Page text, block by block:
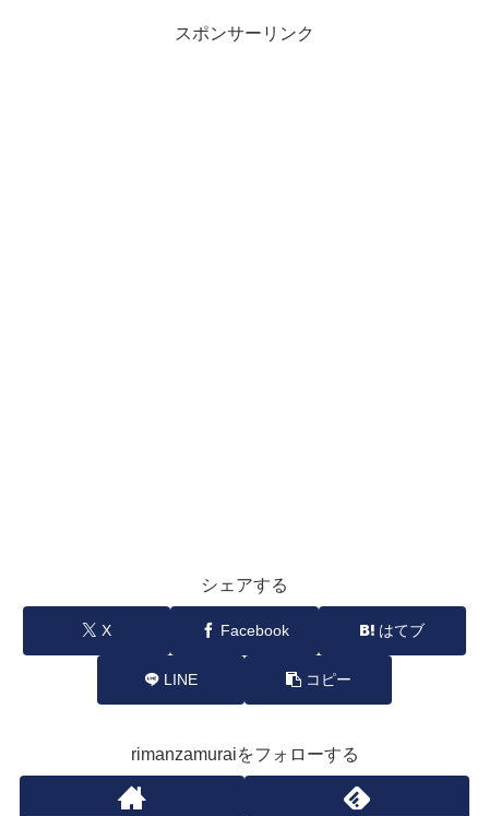
スポンサーリンク
シェアする
X Facebook はてブ
LINE コピー
rimanzamuraiをフォローする